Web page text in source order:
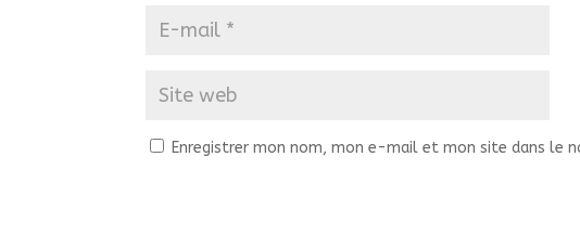
Enregistrer mon nom, mon e-mail et mon site dans le